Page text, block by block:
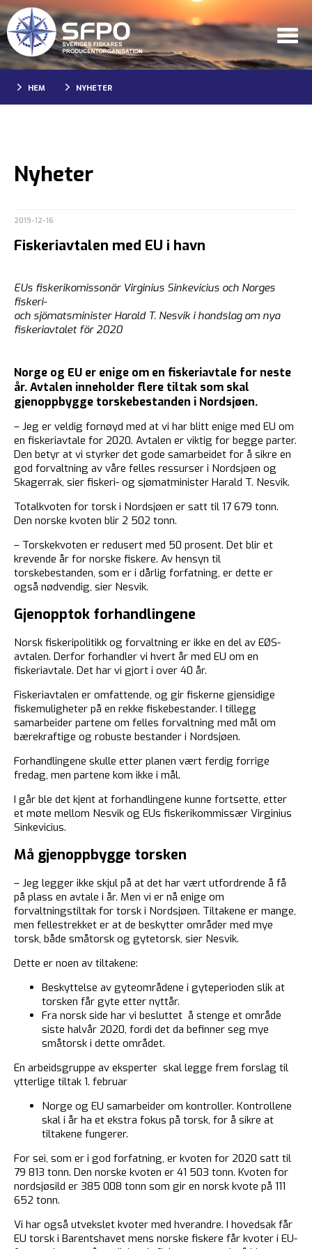
HEM NYHETER
Nyheter
2019-12-16
Fiskeriavtalen med EU i havn
EUs fiskerikomissonär Virginius Sinkevicius och Norges
fiskeri-
och sjömatsminister Harald T. Nesvik i handslag om nya
fiskeriavtalet för 2020
Norge og EU er enige om en fiskeriavtale for neste
år. Avtalen inneholder flere tiltak som skal
gjenoppbygge torskebestanden i Nordsjøen.
– Jeg er veldig fornøyd med at vi har blitt enige med EU om
en fiskeriavtale for 2020. Avtalen er viktig for begge parter.
Den betyr at vi styrker det gode samarbeidet for å sikre en
god forvaltning av våre felles ressurser i Nordsjøen og
Skagerrak, sier fiskeri- og sjømatminister Harald T. Nesvik.
Totalkvoten for torsk i Nordsjøen er satt til 17 679 tonn.
Den norske kvoten blir 2 502 tonn.
– Torskekvoten er redusert med 50 prosent. Det blir et
krevende år for norske fiskere. Av hensyn til
torskebestanden, som er i dårlig forfatning, er dette er
også nødvendig, sier Nesvik.
Gjenopptok forhandlingene
Norsk fiskeripolitikk og forvaltning er ikke en del av EØS-
avtalen. Derfor forhandler vi hvert år med EU om en
fiskeriavtale. Det har vi gjort i over 40 år.
Fiskeriavtalen er omfattende, og gir fiskerne gjensidige
fiskemuligheter på en rekke fiskebestander. I tillegg
samarbeider partene om felles forvaltning med mål om
bærekraftige og robuste bestander i Nordsjøen.
Forhandlingene skulle etter planen vært ferdig forrige
fredag, men partene kom ikke i mål.
I går ble det kjent at forhandlingene kunne fortsette, etter
et møte mellom Nesvik og EUs fiskerikommissær Virginius
Sinkevicius.
Må gjenoppbygge torsken
– Jeg legger ikke skjul på at det har vært utfordrende å få
på plass en avtale i år. Men vi er nå enige om
forvaltningstiltak for torsk i Nordsjøen. Tiltakene er mange,
men fellestrekket er at de beskytter områder med mye
torsk, både småtorsk og gytetorsk, sier Nesvik.
Dette er noen av tiltakene:
Beskyttelse av gyteområdene i gyteperioden slik at
torsken får gyte etter nyttår.
Fra norsk side har vi besluttet å stenge et område
siste halvår 2020, fordi det da befinner seg mye
småtorsk i dette området.
En arbeidsgruppe av eksperter skal legge frem forslag til
ytterlige tiltak 1. februar
Norge og EU samarbeider om kontroller. Kontrollene
skal i år ha et ekstra fokus på torsk, for å sikre at
tiltakene fungerer.
For sei, som er i god forfatning, er kvoten for 2020 satt til
79 813 tonn. Den norske kvoten er 41 503 tonn. Kvoten for
nordsjøsild er 385 008 tonn som gir en norsk kvote på 111
652 tonn.
Vi har også utvekslet kvoter med hverandre. I hovedsak får
EU torsk i Barentshavet mens norske fiskere får kvoter i EU-